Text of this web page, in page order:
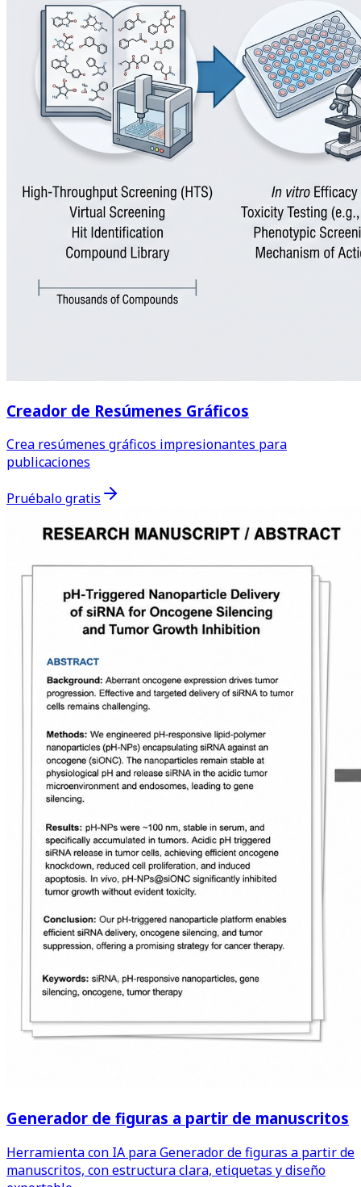
Creador de Resúmenes Gráficos
Crea resúmenes gráficos impresionantes para
publicaciones
Pruébalo gratis
Generador de figuras a partir de manuscritos
Herramienta con IA para Generador de figuras a partir de
manuscritos, con estructura clara, etiquetas y diseño